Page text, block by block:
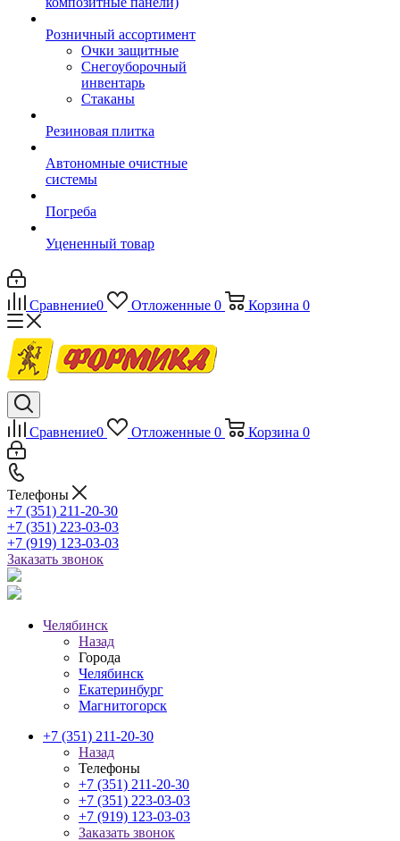
Розничный ассортимент
Очки защитные
Снегоуборочный
инвентарь
Стаканы
Резиновая плитка
Автономные очистные
системы
Погреба
Уцененный товар
Сравнение0 Отложенные 0 Корзина 0
Сравнение0 Отложенные 0 Корзина 0
Телефоны
+7 (351) 211-20-30
+7 (351) 223-03-03
+7 (919) 123-03-03
Заказать звонок
Челябинск
Назад
Города
Челябинск
Екатеринбург
Магнитогорск
+7 (351) 211-20-30
Назад
Телефоны
+7 (351) 211-20-30
+7 (351) 223-03-03
+7 (919) 123-03-03
Заказать звонок